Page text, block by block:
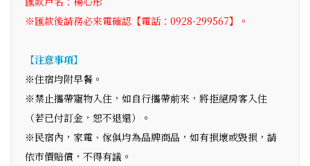
※匯款後請務必來電確認【電話：0928-299567】。
【注意事項】
※住宿均附早餐。
※禁止攜帶寵物入住，如自行攜帶前來，將拒絕房客入住
（若已付訂金，恕不退還）。
※民宿內，家電、傢俱均為品牌商品，如有損壞或毀損，請
依市價賠償，不得有議。